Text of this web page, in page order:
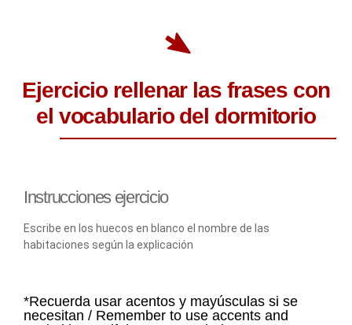
Ejercicio rellenar las frases con
el vocabulario del dormitorio
Instrucciones ejercicio
Escribe en los huecos en blanco el nombre de las
habitaciones según la explicación